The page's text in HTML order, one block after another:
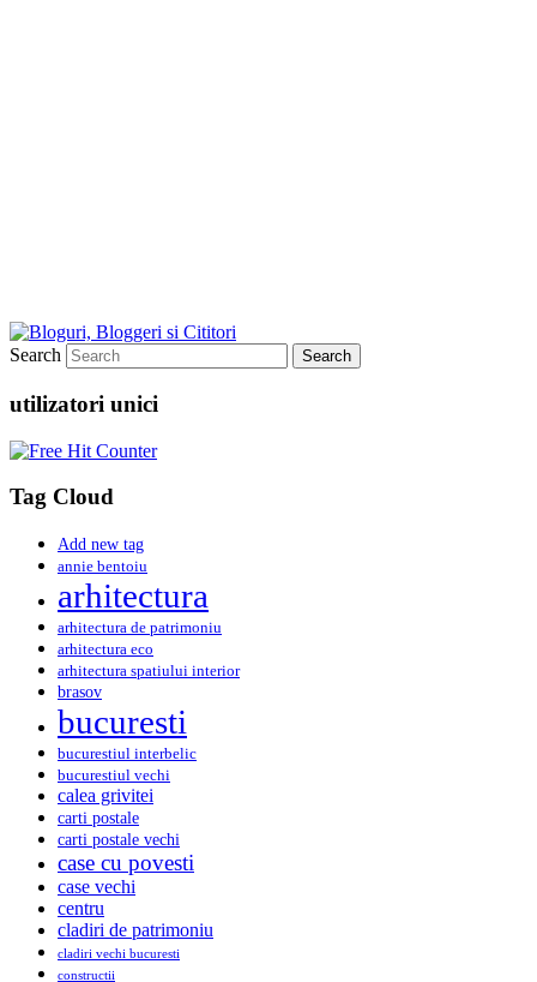
Search
utilizatori unici
Tag Cloud
Add new tag
annie bentoiu
arhitectura
arhitectura de patrimoniu
arhitectura eco
arhitectura spatiului interior
brasov
bucuresti
bucurestiul interbelic
bucurestiul vechi
calea grivitei
carti postale
carti postale vechi
case cu povesti
case vechi
centru
cladiri de patrimoniu
cladiri vechi bucuresti
constructii